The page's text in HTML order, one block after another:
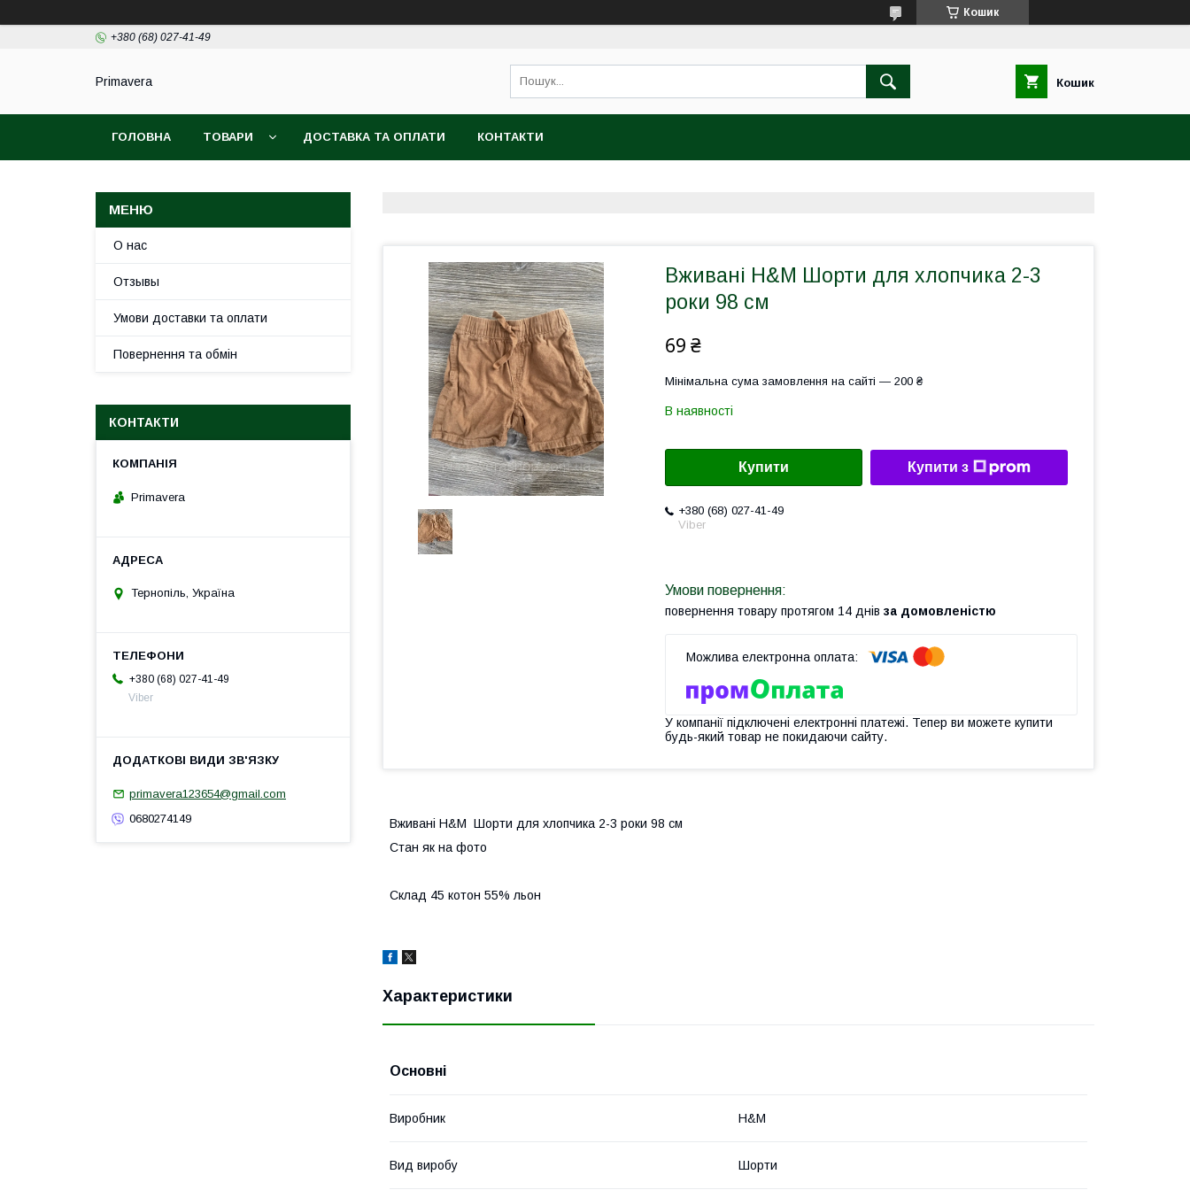
Кошик
+380 (68) 027-41-49
Primavera Кошик
ГОЛОВНА ТОВАРИ ДОСТАВКА ТА ОПЛАТИ КОНТАКТИ
Вживані H&M Шорти для хлопчика 2-3
роки 98 см
69 ₴
Мінімальна сума замовлення на сайті — 200 ₴
В наявності
Купити Купити з
+380 (68) 027-41-49
Viber
повернення товару протягом 14 днів за домовленістю
У компанії підключені електронні платежі. Тепер ви можете купити
будь-який товар не покидаючи сайту.
Вживані H&M Шорти для хлопчика 2-3 роки 98 см
Стан як на фото
Склад 45 котон 55% льон
Характеристики
Основні
Виробник H&M
Вид виробу Шорти
О нас
Отзывы
Умови доставки та оплати
Повернення та обмін
КОНТАКТИ
Primavera
Тернопіль, Україна
+380 (68) 027-41-49
Viber
primavera123654@gmail.com
0680274149